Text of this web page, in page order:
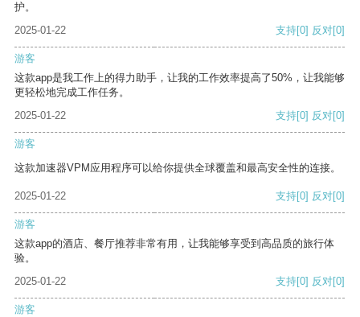
护。
2025-01-22
支持[0] 反对[0]
游客
这款app是我工作上的得力助手，让我的工作效率提高了50%，让我能够
更轻松地完成工作任务。
2025-01-22
支持[0] 反对[0]
游客
这款加速器VPM应用程序可以给你提供全球覆盖和最高安全性的连接。
2025-01-22 支持[0] 反对[0]
游客
这款app的酒店、餐厅推荐非常有用，让我能够享受到高品质的旅行体
验。
2025-01-22
支持[0] 反对[0]
游客